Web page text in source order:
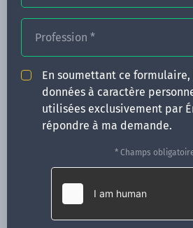
Profession *
En soumettant ce
données à caractère
utilisées exclusivement par
répondre à ma demande.
* Champs
CONGRÈS
ACTUALITÉS
INFOS PRATIQUES
Qui sommes-nous ?
CONTACT
35000 Rennes
02 99 05 25 47
Contactez-nous